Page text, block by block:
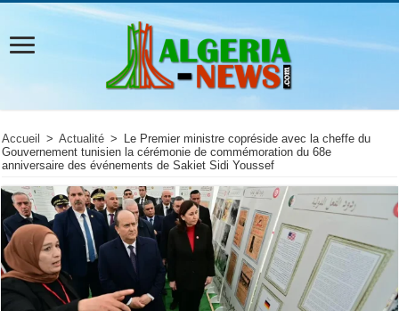
Accueil > Actualité >
Le Premier ministre copréside avec la cheffe du
Gouvernement tunisien la cérémonie de commémoration du 68e
anniversaire des événements de Sakiet Sidi Youssef